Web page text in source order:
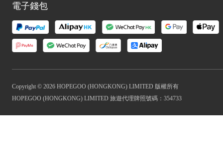
電子錢包
Copyright © 2026 HOPEGOO (HONGKONG) LIMITED 版權所有
HOPEGOO (HONGKONG) LIMITED 旅遊代理牌照號碼：354733